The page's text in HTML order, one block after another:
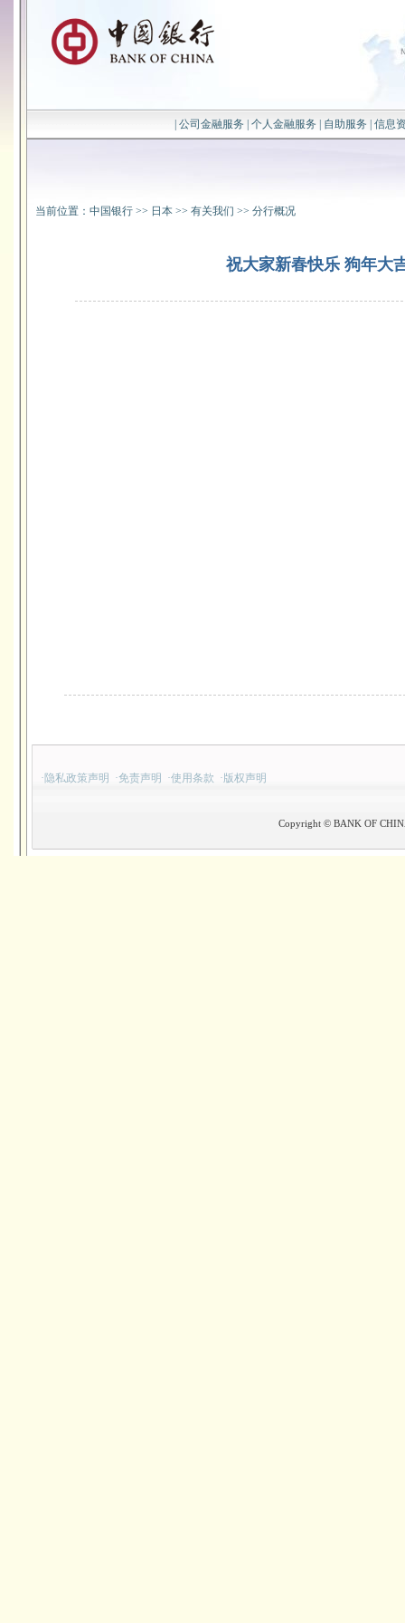
公司金融服务 个人金融服务 自助服务 信息
当前位置： 中国银行 >> 日本 >> 有关我们 >> 分行概况
祝大家新春快乐 狗年大
· 隐私政策声明 ·免责声明 ·使用条款 · 版权声明
Copyright © BANK OF